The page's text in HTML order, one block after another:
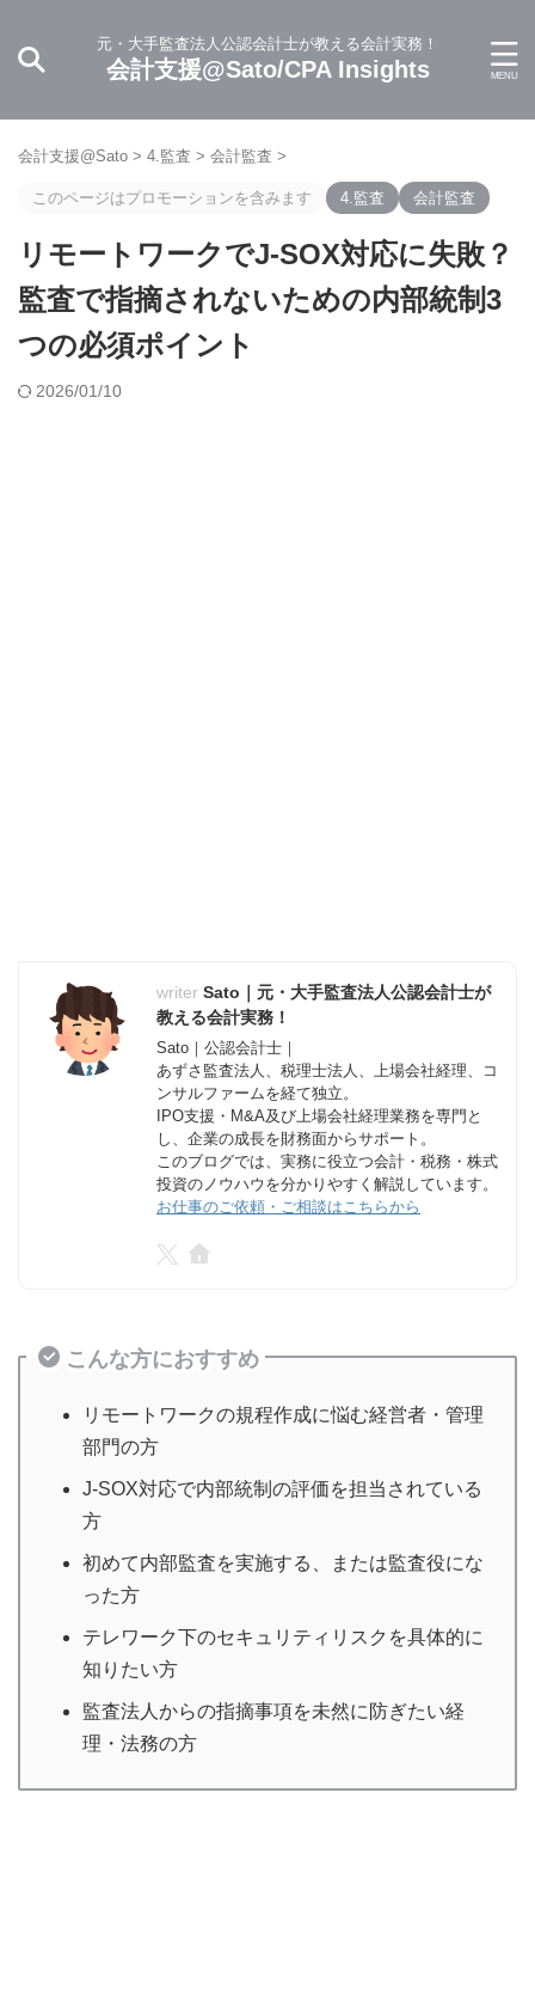
元・大手監査法人公認会計士が教える会計実務！
会計支援@Sato/CPA Insights
会計支援@Sato > 4.監査 > 会計監査 >
このページはプロモーションを含みます 4.監査 会計監査
リモートワークでJ-SOX対応に失敗？
監査で指摘されないための内部統制3
つの必須ポイント
2026/01/10
Sato｜元・大手監査法人公認会計士が
教える会計実務！
Sato｜公認会計士｜
あずさ監査法人、税理士法人、上場会社経理、コ
ンサルファームを経て独立。
IPO支援・M&A及び上場会社経理業務を専門と
し、企業の成長を財務面からサポート。
このブログでは、実務に役立つ会計・税務・株式
投資のノウハウを分かりやすく解説しています。
お仕事のご依頼・ご相談はこちらから
こんな方におすすめ
リモートワークの規程作成に悩む経営者・管理
部門の方
J-SOX対応で内部統制の評価を担当されている
方
初めて内部監査を実施する、または監査役にな
った方
テレワーク下のセキュリティリスクを具体的に
知りたい方
監査法人からの指摘事項を未然に防ぎたい経
理・法務の方